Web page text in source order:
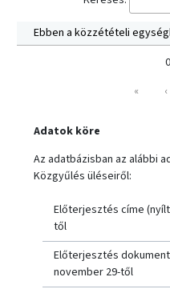
Ebben a közzétételi
«
‹
Adatok köre
Az adatbázisban az alábbi
Közgyűlés üléseiről:
Előterjesztés címe
től
Előterjesztés
november 29-től